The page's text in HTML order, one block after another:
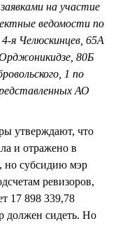
на участие
ведомости по
я Челюскинцев, 65А
80Б
1 по
АО
утверждают, что
и отражено в
но субсидию мэр
ревизоров,
17 898 339,78
должен сидеть. Но